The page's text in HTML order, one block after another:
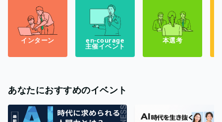
インターン en-courage
主催イベント
本選考
あなたにおすすめのイベント